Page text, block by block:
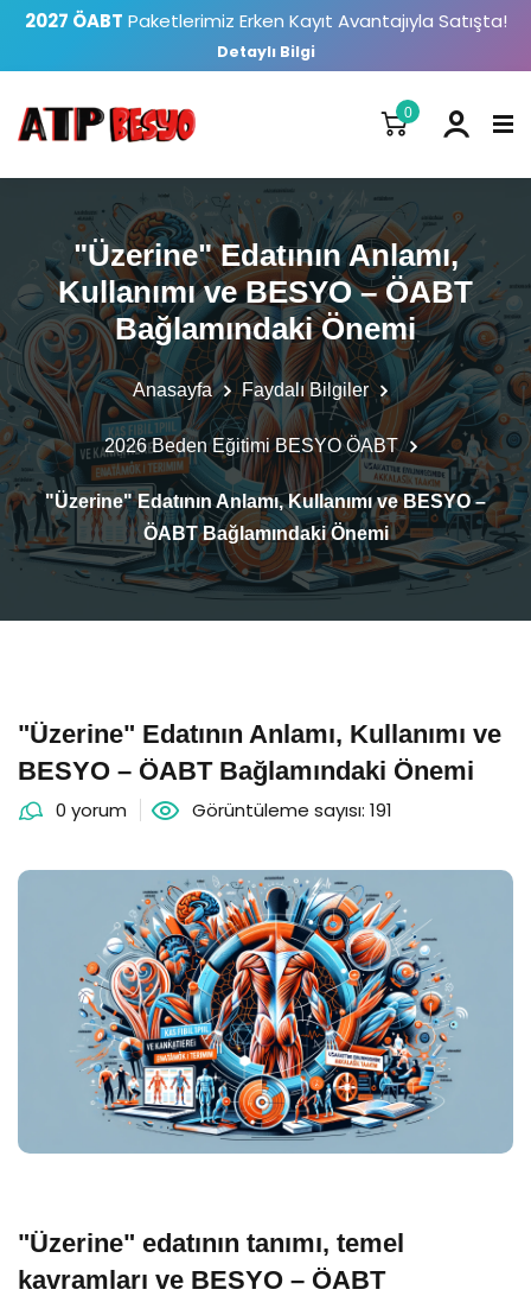
2027 ÖABT Paketlerimiz Erken Kayıt Avantajıyla Satışta!
Detaylı Bilgi
0
"Üzerine" Edatının Anlamı,
Kullanımı ve BESYO – ÖABT
Bağlamındaki Önemi
Anasayfa Faydalı Bilgiler
2026 Beden Eğitimi BESYO ÖABT
"Üzerine" Edatının Anlamı, Kullanımı ve BESYO –
ÖABT Bağlamındaki Önemi
"Üzerine" Edatının Anlamı, Kullanımı ve
BESYO – ÖABT Bağlamındaki Önemi
0 yorum Görüntüleme sayısı: 191
"Üzerine" edatının tanımı, temel
kavramları ve BESYO – ÖABT